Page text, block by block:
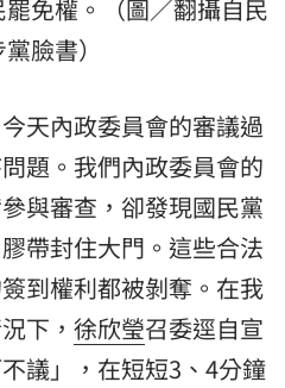
免權。（圖／翻攝自民
臉書）
天內政委員會的審議過
題。我們內政委員會的
與審查，卻發現國民黨
帶封住大門。這些合法
到權利都被剝奪。在我
下， 徐欣瑩召委逕自宣
議」，在短短3、4分鐘